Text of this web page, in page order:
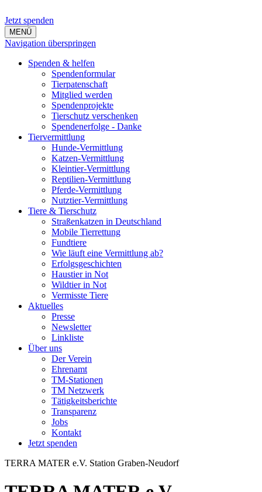
Jetzt spenden
MENÜ
Navigation überspringen
Spenden & helfen
Spendenformular
Tierpatenschaft
Mitglied werden
Spendenprojekte
Tierschutz verschenken
Spendenerfolge - Danke
Tiervermittlung
Hunde-Vermittlung
Katzen-Vermittlung
Kleintier-Vermittlung
Reptilien-Vermittlung
Pferde-Vermittlung
Nutztier-Vermittlung
Tiere & Tierschutz
Straßenkatzen in Deutschland
Mobile Tierrettung
Fundtiere
Wie läuft eine Vermittlung ab?
Erfolgsgeschichten
Haustier in Not
Wildtier in Not
Vermisste Tiere
Aktuelles
Presse
Newsletter
Linkliste
Über uns
Der Verein
Ehrenamt
TM-Stationen
TM Netzwerk
Tätigkeitsberichte
Transparenz
Jobs
Kontakt
Jetzt spenden
TERRA MATER e.V. Station Graben-Neudorf